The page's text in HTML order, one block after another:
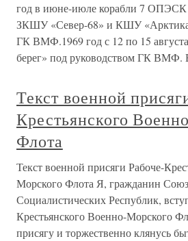
год в июне-июле корабли 7 ОПЭСК
ЗКШУ «Север-68» и КШУ
ГК ВМФ.1969 год с 12 по 15
берег» под руководством ГК ВМФ.
Текст военной
Крестьянского
Флота
Текст военной присяги Рабоче-
Морского Флота Я, гражданин
Социалистических Республик,
Крестьянского Военно-Морского
присягу и торжественно клянусь